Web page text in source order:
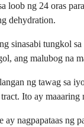
loob ng 24 oras
dehydration.
sinasabi tungkol
ang malubog na
ng tawag sa
Ito ay
ay nagpapataas ng